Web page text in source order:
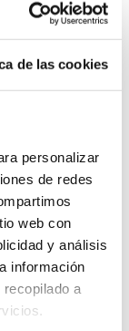
de las cookies
personalizar
de redes
web con
y análisis
información
a